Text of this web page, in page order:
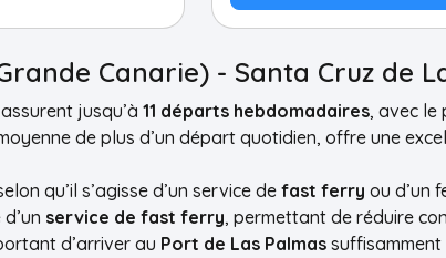
Canarie) - Santa Cruz de
assurent jusqu’à 11 départs hebdomadaires, avec le
de plus d’un départ quotidien, offre une
qu’il s’agisse d’un service de fast ferry ou d’un
service de fast ferry, permettant de réduire
d’arriver au Port de Las Palmas